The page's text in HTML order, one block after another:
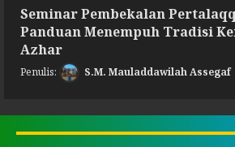
Seminar Pembekalan
Panduan Menempuh Tradisi
Azhar
S.M. Mauladdawilah Assegaf